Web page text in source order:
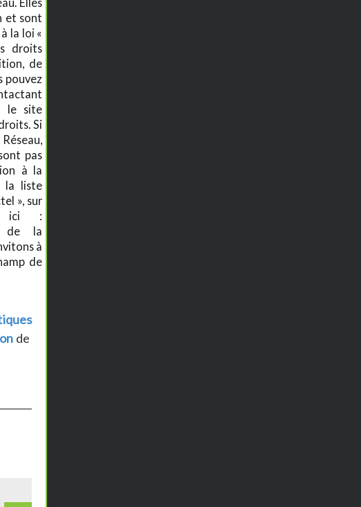
et sont
la loi «
droits
de
pouvez
le site
Si
pas
à la
la liste
», sur
ici :
de la
à
de
de